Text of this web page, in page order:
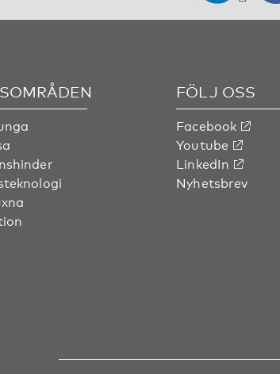
FÖLJ OSS
Facebook
Youtube
LinkedIn
Nyhetsbrev